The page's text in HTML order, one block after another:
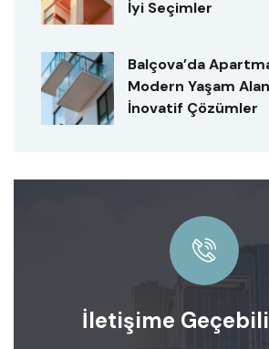
İyi Seçimler
Balçova’da
Modern Yaşam
İnovatif Çözümler
İletişime